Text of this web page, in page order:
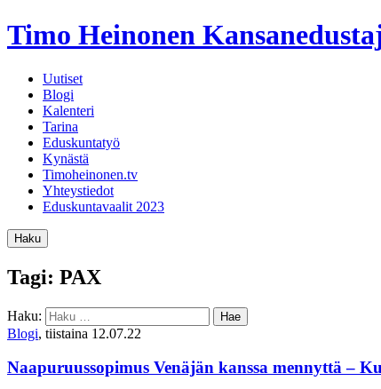
Timo Heinonen
Uutiset
Blogi
Kalenteri
Tarina
Eduskuntatyö
Kynästä
Timoheinonen.tv
Yhteystiedot
Eduskuntavaalit 2023
Haku
Tagi: PAX
Haku:
Blogi, tiistaina 12.07.22
Naapuruussopimus Venäjän kanssa mennyttä –